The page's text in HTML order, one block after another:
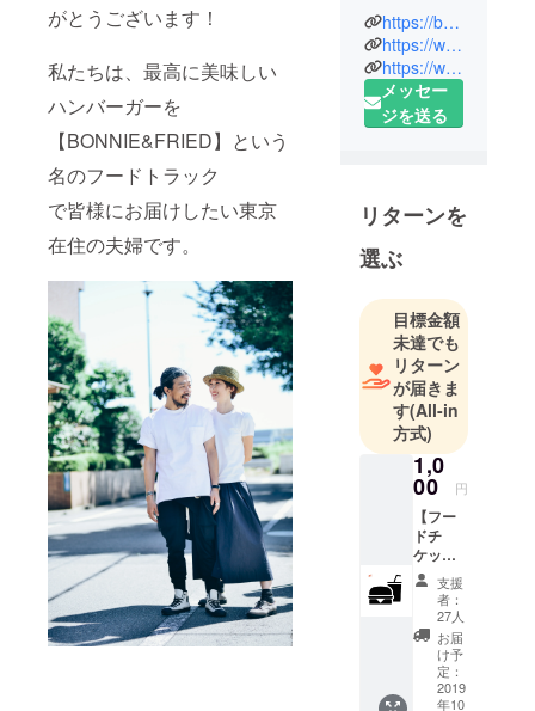
がとうございます！
私たちは、最高に美味しい
ハンバーガーを
【BONNIE&FRIED】という
名のフードトラック
で皆様にお届けしたい東京
在住の夫婦です。
という屋号
のハンバー
ガーのフー
ドトラック
でただいま
準備を進め
ておりま
す。
関わってく
れたすべて
の人が、今
よりちょっ
と楽しい気
持ちになる
様なハン
バーガー屋
にしていき
たいと思っ
ています。
よろしくお
願いしま
https://bonnieandfried.tokyo
https://www.instagram.com/bonnieandfriedtokyo
https://www.facebook.com/fride.bonnie
メッセー
ジを送る
リターンを
選ぶ
目標金額
未達でも
リターン
が届きま
す(All-in
方式)
1,0
00 円
【フー
ドチ
ケット1
枚】
【ドリ
ンクチ
ケット1
枚】
BONNI
E&FRIE
支援
者：
27人
お届
け予
定：
2019
年10